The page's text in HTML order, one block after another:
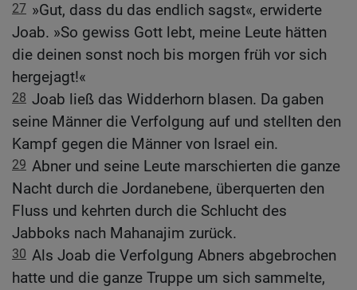
27 »Gut, dass du das endlich sagst«, erwiderte
Joab. »So gewiss Gott lebt, meine Leute hätten
die deinen sonst noch bis morgen früh vor sich
hergejagt!«
28 Joab ließ das Widderhorn blasen. Da gaben
seine Männer die Verfolgung auf und stellten den
Kampf gegen die Männer von Israel ein.
29 Abner und seine Leute marschierten die ganze
Nacht durch die Jordanebene, überquerten den
Fluss und kehrten durch die Schlucht des
Jabboks nach Mahanajim zurück.
30 Als Joab die Verfolgung Abners abgebrochen
hatte und die ganze Truppe um sich sammelte,